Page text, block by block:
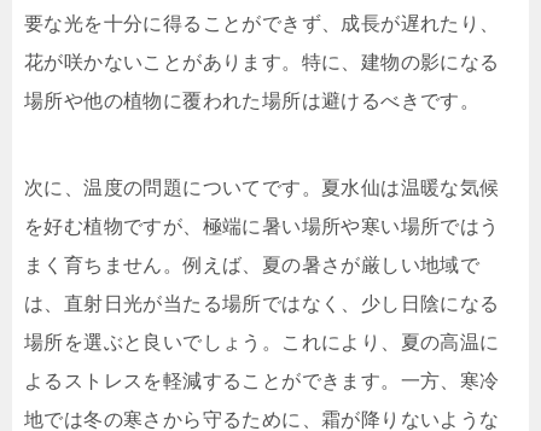
要な光を十分に得ることができず、成長が遅れたり、
花が咲かないことがあります。特に、建物の影になる
場所や他の植物に覆われた場所は避けるべきです。
次に、温度の問題についてです。夏水仙は温暖な気候
を好む植物ですが、極端に暑い場所や寒い場所ではう
まく育ちません。例えば、夏の暑さが厳しい地域で
は、直射日光が当たる場所ではなく、少し日陰になる
場所を選ぶと良いでしょう。これにより、夏の高温に
よるストレスを軽減することができます。一方、寒冷
地では冬の寒さから守るために、霜が降りないような